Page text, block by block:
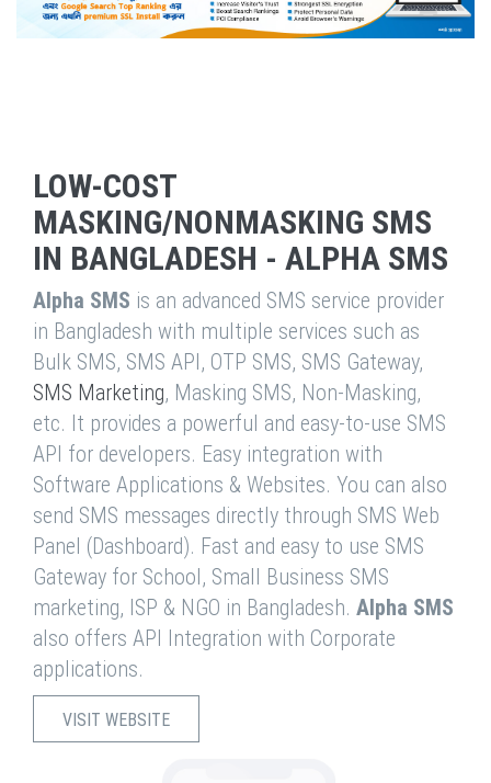
LOW-COST
MASKING/NONMASKING SMS
IN BANGLADESH - ALPHA SMS
Alpha SMS is an advanced SMS service provider
in Bangladesh with multiple services such as
Bulk SMS, SMS API, OTP SMS, SMS Gateway,
SMS Marketing, Masking SMS, Non-Masking,
etc. It provides a powerful and easy-to-use SMS
API for developers. Easy integration with
Software Applications & Websites. You can also
send SMS messages directly through SMS Web
Panel (Dashboard). Fast and easy to use SMS
Gateway for School, Small Business SMS
marketing, ISP & NGO in Bangladesh. Alpha SMS
also offers API Integration with Corporate
applications.
VISIT WEBSITE